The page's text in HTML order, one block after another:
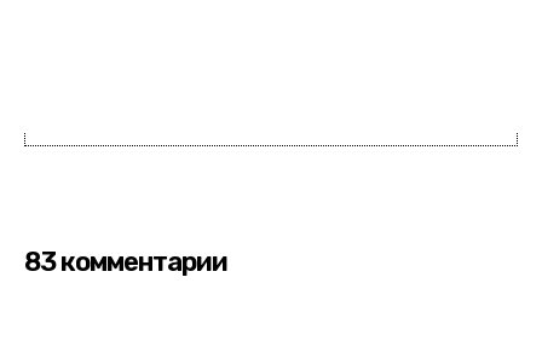
83 комментарии